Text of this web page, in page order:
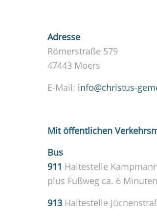
Adresse
Römerstraße 579
47443 Moers
E-Mail: info@christus-
Mit öffentlichen
Bus
911 Haltestelle
plus Fußweg ca. 6 Minuten
913 Haltestelle